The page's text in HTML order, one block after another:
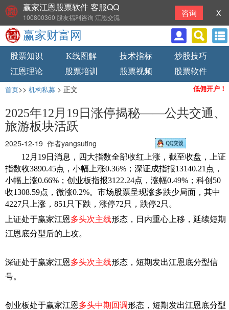
赢家江恩股票软件 客服QQ
100800360 股友福利咨询 江恩交流 咨询 X
赢家财富网
股票知识 K线图解 技术指标
炒股技巧
江恩理论
股票培训 股票视频 股票软件
首页>> 机构私募 > 正文 低佣开户！
2025年12月19日涨停揭秘——公共交通、
旅游板块活跃
2025-12-19 作者yangsuting
12月19日消息，四大指数全部收红上涨，截至收盘，上证
指数收3890.45点，小幅上涨0.36%；深证成指报13140.21点，
小幅上涨0.66%；创业板指报3122.24点，涨幅0.49%；科创50
收1308.59点，微涨0.2%。市场股票呈现涨多跌少局面，其中
4227只上涨，851只下跌，涨停72只，跌停2只。
上证处于赢家江恩多头次主线形态，日内重心上移，延续短期
江恩底分型后的上攻。
深证处于赢家江恩多头次主线形态，短期发出江恩底分型信
号。
创业板处于赢家江恩多头中期回调形态，短期发出江恩底分型